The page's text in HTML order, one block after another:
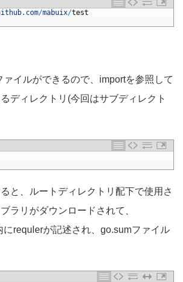
. com/mabuix/test
イルができるので、importを参照して
ディレクトリ(今回はサブディレクト
と、ルートディレクトリ配下で使用さ
ラリがダウンロードされて、
にrequlerが記述され、go.sumファイル